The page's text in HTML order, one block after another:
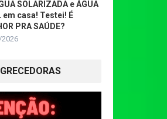
SOLARIZADA e ÁGUA
em casa! Testei! É
PRA SAÚDE?